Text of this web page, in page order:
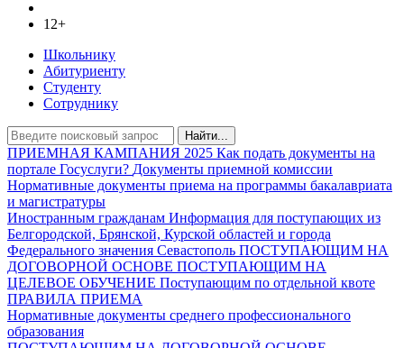
12+
Школьнику
Абитуриенту
Студенту
Сотруднику
Найти...
ПРИЕМНАЯ КАМПАНИЯ 2025 Как подать документы на
портале Госуслуги? Документы приемной комиссии
Нормативные документы приема на программы бакалавриата
и магистратуры
Иностранным гражданам Информация для поступающих из
Белгородской, Брянской, Курской областей и города
Федерального значения Севастополь ПОСТУПАЮЩИМ НА
ДОГОВОРНОЙ ОСНОВЕ ПОСТУПАЮЩИМ НА
ЦЕЛЕВОЕ ОБУЧЕНИЕ Поступающим по отдельной квоте
ПРАВИЛА ПРИЕМА
Нормативные документы среднего профессионального
образования